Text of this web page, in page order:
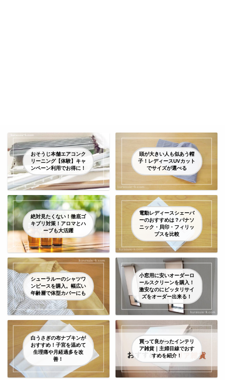
おそうじ本舗エアコンク
リーニング【体験】キャ
ンペーン利用でお得に！
頭が大きい人も似あう帽
子！レディースUVカット
でサイズが選べる
絶対見たくない！徹底ゴ
キブリ対策！アロマとハ
ーブも大活躍
電動レディースシェーバ
ーのおすすめは？パナソ
ニック・貝印・フィリッ
プスを比較
シューラルーのシャツワ
ンピースを購入。幅広い
年齢層で体型カバーにも
小窓用に安いオーダーロ
ールスクリーンを購入！
激安なのにピッタリサイ
ズをオーダー出来る！
白うさぎの布ナプキンが
おすすめ！子宮を温めて
生理痛や月経過多を改
善！
買って良かったインテリ
ア雑貨｜主婦目線でおす
すめを紹介！